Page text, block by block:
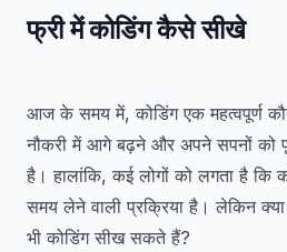
फ्री मेंकोडिंगकैसे सीखे
आज के समय में, कोडिंग एक महत्वपूर्ण
नौकरी में आगे बढ़ने और अपने सपनों को
है। हालांकि, कई लोगों को लगता है कि
समय लेने वाली प्रक्रिया है। लेकिन
भी कोडिंग सीख सकते हैं?